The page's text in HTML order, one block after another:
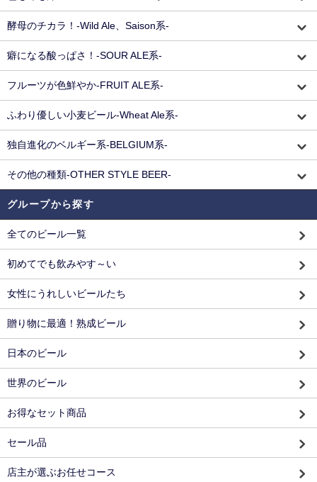
酵母のチカラ！-Wild Ale、Saison系-
癖になる酸っぱさ！-SOUR ALE系-
フルーツが色鮮やか-FRUIT ALE系-
ふわり優しい小麦ビール-Wheat Ale系-
独自進化のベルギー系-BELGIUM系-
その他の種類-OTHER STYLE BEER-
グループから探す
全てのビール一覧
初めてでも飲みやす～い
女性にうれしいビールたち
贈り物に最適！熟成ビール
日本のビール
世界のビール
お得なセット商品
セール品
店主が選ぶお任せコース